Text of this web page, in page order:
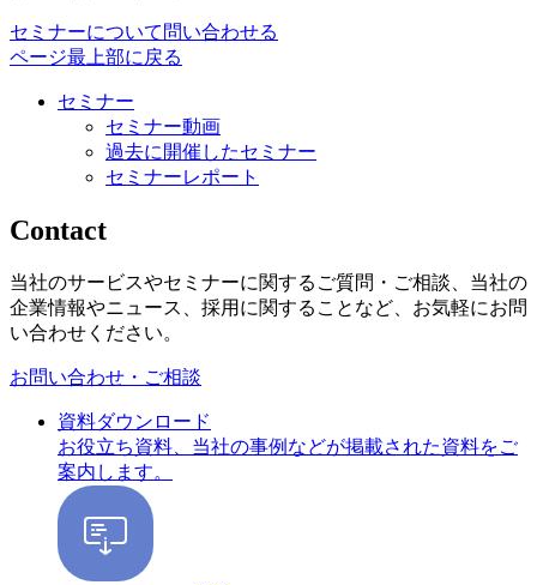
セミナーについて問い合わせる
ページ最上部に戻る
セミナー
セミナー動画
過去に開催したセミナー
セミナーレポート
Contact
当社のサービスやセミナーに関するご質問・ご相談、当社の
企業情報やニュース、採用に関することなど、お気軽にお問
い合わせください。
お問い合わせ・ご相談
資料ダウンロード
お役立ち資料、当社の事例などが掲載された資料をご
案内します。